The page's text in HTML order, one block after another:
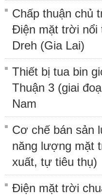
Chấp thuận chủ
Điện mặt trời nổi
Dreh (Gia Lai)
Thiết bị tua bin
Thuận 3 (giai
Nam
Cơ chế bán sản
năng lượng mặt
xuất, tự tiêu thụ)
Điện mặt trời